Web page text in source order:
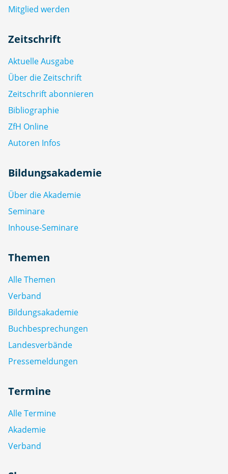
Mitglied werden
Zeitschrift
Aktuelle Ausgabe
Über die Zeitschrift
Zeitschrift abonnieren
Bibliographie
ZfH Online
Autoren Infos
Bildungsakademie
Über die Akademie
Seminare
Inhouse-Seminare
Themen
Alle Themen
Verband
Bildungsakademie
Buchbesprechungen
Landesverbände
Pressemeldungen
Termine
Alle Termine
Akademie
Verband